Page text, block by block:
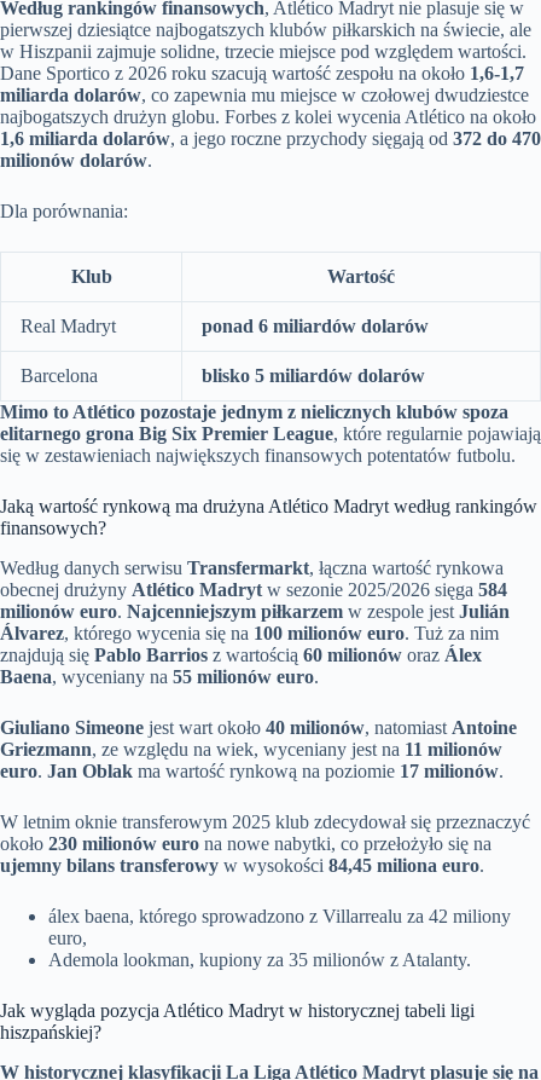
Według rankingów finansowych, Atlético Madryt nie plasuje się w
pierwszej dziesiątce najbogatszych klubów piłkarskich na świecie, ale
w Hiszpanii zajmuje solidne, trzecie miejsce pod względem wartości.
Dane Sportico z 2026 roku szacują wartość zespołu na około 1,6-1,7
miliarda dolarów, co zapewnia mu miejsce w czołowej dwudziestce
najbogatszych drużyn globu. Forbes z kolei wycenia Atlético na około
1,6 miliarda dolarów, a jego roczne przychody sięgają od 372 do 470
milionów dolarów.
Dla porównania:
Klub Wartość
Real Madryt ponad 6 miliardów dolarów
Barcelona
blisko 5 miliardów dolarów
Mimo to Atlético pozostaje jednym z nielicznych klubów spoza
elitarnego grona Big Six Premier League, które regularnie pojawiają
się w zestawieniach największych finansowych potentatów futbolu.
Jaką wartość rynkową ma drużyna Atlético Madryt według rankingów
finansowych?
Według danych serwisu Transfermarkt, łączna wartość rynkowa
obecnej drużyny Atlético Madryt w sezonie 2025/2026 sięga 584
milionów euro. Najcenniejszym piłkarzem w zespole jest Julián
Álvarez, którego wycenia się na 100 milionów euro. Tuż za nim
znajdują się Pablo Barrios z wartością 60 milionów oraz Álex
Baena, wyceniany na 55 milionów euro.
Giuliano Simeone jest wart około 40 milionów, natomiast Antoine
Griezmann, ze względu na wiek, wyceniany jest na 11 milionów
euro. Jan Oblak ma wartość rynkową na poziomie 17 milionów.
W letnim oknie transferowym 2025 klub zdecydował się przeznaczyć
około 230 milionów euro na nowe nabytki, co przełożyło się na
ujemny bilans transferowy w wysokości 84,45 miliona euro.
álex baena, którego sprowadzono z Villarrealu za 42 miliony
euro,
Ademola lookman, kupiony za 35 milionów z Atalanty.
Jak wygląda pozycja Atlético Madryt w historycznej tabeli ligi
hiszpańskiej?
W historycznej klasyfikacji La Liga Atlético Madryt plasuje się na